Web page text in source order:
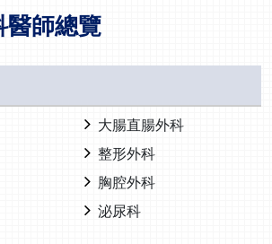
醫師總覽
大腸直腸外科
整形外科
胸腔外科
泌尿科